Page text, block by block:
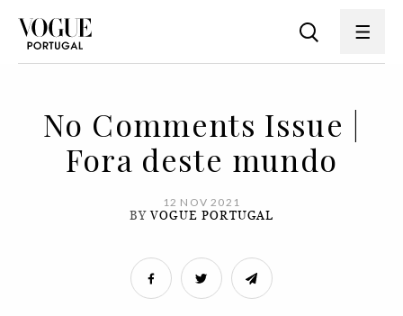
No Comments Issue |
Fora deste mundo
12 NOV 2021
BYVOGUE PORTUGAL